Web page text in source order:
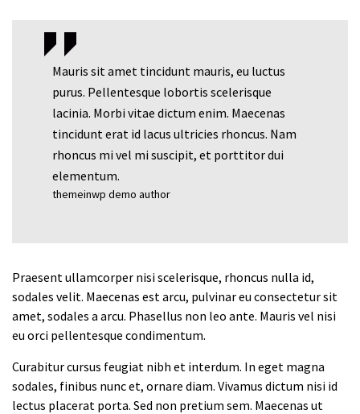
Mauris sit amet tincidunt mauris, eu luctus
purus. Pellentesque lobortis scelerisque
lacinia. Morbi vitae dictum enim. Maecenas
tincidunt erat id lacus ultricies rhoncus. Nam
rhoncus mi vel mi suscipit, et porttitor dui
elementum.
themeinwp demo author
Praesent ullamcorper nisi scelerisque, rhoncus nulla id,
sodales velit. Maecenas est arcu, pulvinar eu consectetur sit
amet, sodales a arcu. Phasellus non leo ante. Mauris vel nisi
eu orci pellentesque condimentum.
Curabitur cursus feugiat nibh et interdum. In eget magna
sodales, finibus nunc et, ornare diam. Vivamus dictum nisi id
lectus placerat porta. Sed non pretium sem. Maecenas ut